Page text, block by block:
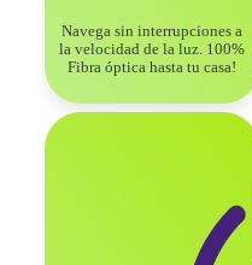
Navega sin interrupciones a
lavelocidad de la luz. 100%
Fibraóptica hasta tu casa!